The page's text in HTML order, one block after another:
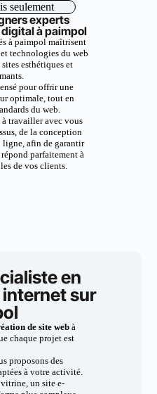
seulement
experts
à paimpol
à paimpol maîtrisent
technologies du web
esthétiques et
pour offrir une
optimale, tout en
du web.
à travailler avec vous
de la conception
ligne, afin de garantir
parfaitement à
de vos clients.
en
sur
de site webà
chaque projet est
proposons des
à votre activité.
un site e-